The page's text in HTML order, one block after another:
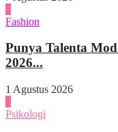
Fashion
Punya Talenta
2026...
1 Agustus 2026
Psikologi